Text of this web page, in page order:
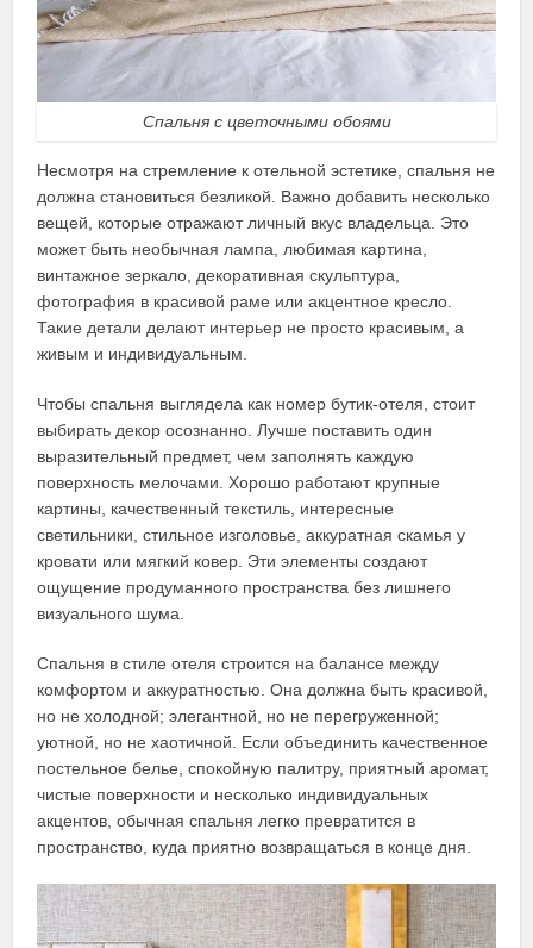
Спальня с цветочными обоями
Несмотря на стремление к отельной эстетике, спальня не
должна становиться безликой. Важно добавить несколько
вещей, которые отражают личный вкус владельца. Это
может быть необычная лампа, любимая картина,
винтажное зеркало, декоративная скульптура,
фотография в красивой раме или акцентное кресло.
Такие детали делают интерьер не просто красивым, а
живым и индивидуальным.
Чтобы спальня выглядела как номер бутик-отеля, стоит
выбирать декор осознанно. Лучше поставить один
выразительный предмет, чем заполнять каждую
поверхность мелочами. Хорошо работают крупные
картины, качественный текстиль, интересные
светильники, стильное изголовье, аккуратная скамья у
кровати или мягкий ковер. Эти элементы создают
ощущение продуманного пространства без лишнего
визуального шума.
Спальня в стиле отеля строится на балансе между
комфортом и аккуратностью. Она должна быть красивой,
но не холодной; элегантной, но не перегруженной;
уютной, но не хаотичной. Если объединить качественное
постельное белье, спокойную палитру, приятный аромат,
чистые поверхности и несколько индивидуальных
акцентов, обычная спальня легко превратится в
пространство, куда приятно возвращаться в конце дня.